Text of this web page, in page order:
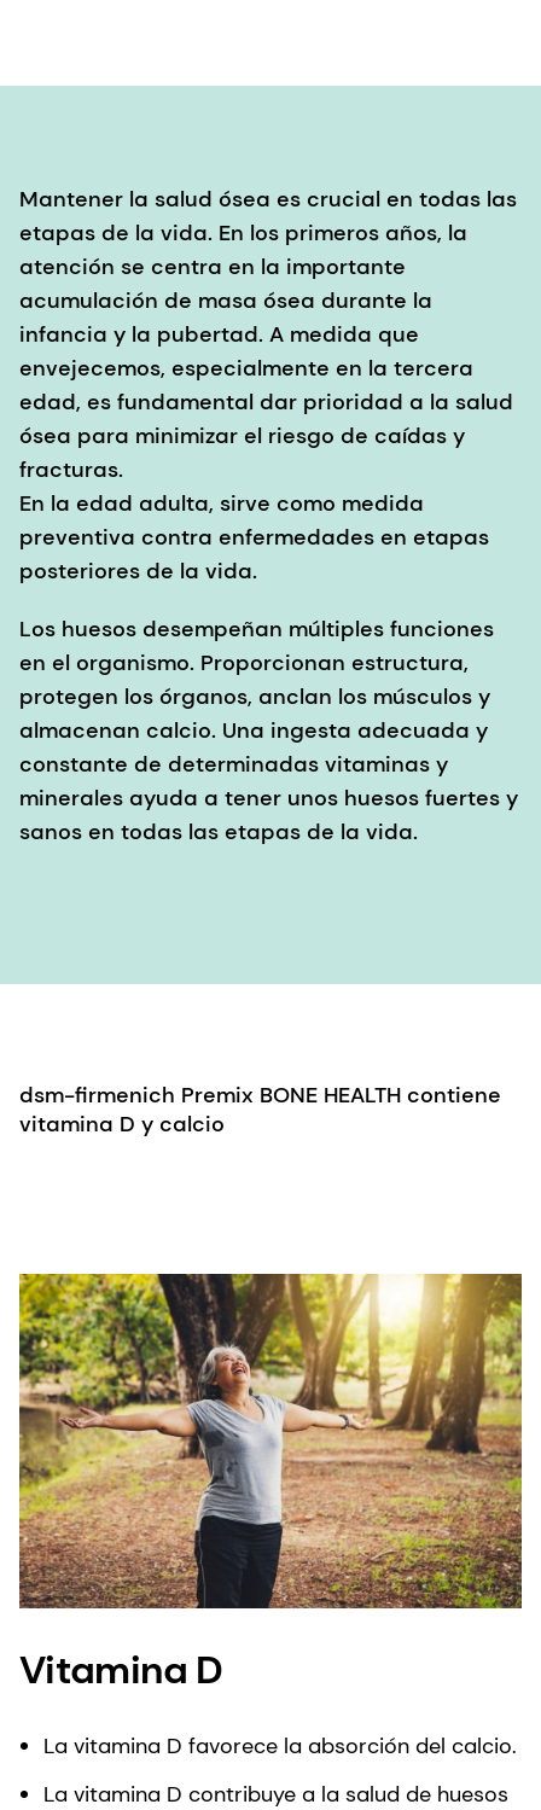
Mantener la salud ósea es crucial en todas las
etapas de la vida. En los primeros años, la
atención se centra en la importante
acumulación de masa ósea durante la
infancia y la pubertad. A medida que
envejecemos, especialmente en la tercera
edad, es fundamental dar prioridad a la salud
ósea para minimizar el riesgo de caídas y
fracturas.
En la edad adulta, sirve como medida
preventiva contra enfermedades en etapas
posteriores de la vida.
Los huesos desempeñan múltiples funciones
en el organismo. Proporcionan estructura,
protegen los órganos, anclan los músculos y
almacenan calcio. Una ingesta adecuada y
constante de determinadas vitaminas y
minerales ayuda a tener unos huesos fuertes y
sanos en todas las etapas de la vida.
dsm-firmenich Premix BONE HEALTH contiene
vitamina D y calcio
Vitamina D
La vitamina D favorece la absorción del calcio.
La vitamina D contribuye a la salud de huesos